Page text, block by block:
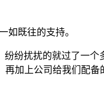
如既往的支持。
纷扰扰的就过了一
加上公司给我们配